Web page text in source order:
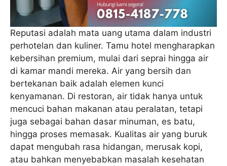
Reputasi adalah mata uang utama dalam industri
perhotelan dan kuliner. Tamu hotel mengharapkan
kebersihan premium, mulai dari seprai hingga air
di kamar mandi mereka. Air yang bersih dan
bertekanan baik adalah elemen kunci
kenyamanan. Di restoran, air tidak hanya untuk
mencuci bahan makanan atau peralatan, tetapi
juga sebagai bahan dasar minuman, es batu,
hingga proses memasak. Kualitas air yang buruk
dapat mengubah rasa hidangan, merusak kopi,
atau bahkan menyebabkan masalah kesehatan